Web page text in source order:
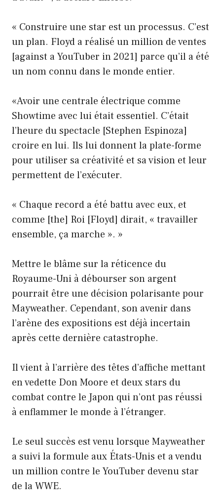
« Construire une star est un processus. C’est
un plan. Floyd a réalisé un million de ventes
[against a YouTuber in 2021] parce qu’il a été
un nom connu dans le monde entier.
«Avoir une centrale électrique comme
Showtime avec lui était essentiel. C’était
l’heure du spectacle [Stephen Espinoza]
croire en lui. Ils lui donnent la plate-forme
pour utiliser sa créativité et sa vision et leur
permettent de l’exécuter.
« Chaque record a été battu avec eux, et
comme [the] Roi [Floyd] dirait, « travailler
ensemble, ça marche ». »
Mettre le blâme sur la réticence du
Royaume-Uni à débourser son argent
pourrait être une décision polarisante pour
Mayweather. Cependant, son avenir dans
l’arène des expositions est déjà incertain
après cette dernière catastrophe.
Il vient à l’arrière des têtes d’affiche mettant
en vedette Don Moore et deux stars du
combat contre le Japon qui n’ont pas réussi
à enflammer le monde à l’étranger.
Le seul succès est venu lorsque Mayweather
a suivi la formule aux États-Unis et a vendu
un million contre le YouTuber devenu star
de la WWE.